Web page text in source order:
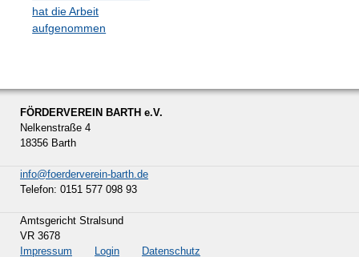
hat die Arbeit
aufgenommen
FÖRDERVEREIN BARTH e.V.
Nelkenstraße 4
18356 Barth
info@foerderverein-barth.de
Telefon: 0151 577 098 93
Amtsgericht Stralsund
VR 3678
Impressum
Login Datenschutz